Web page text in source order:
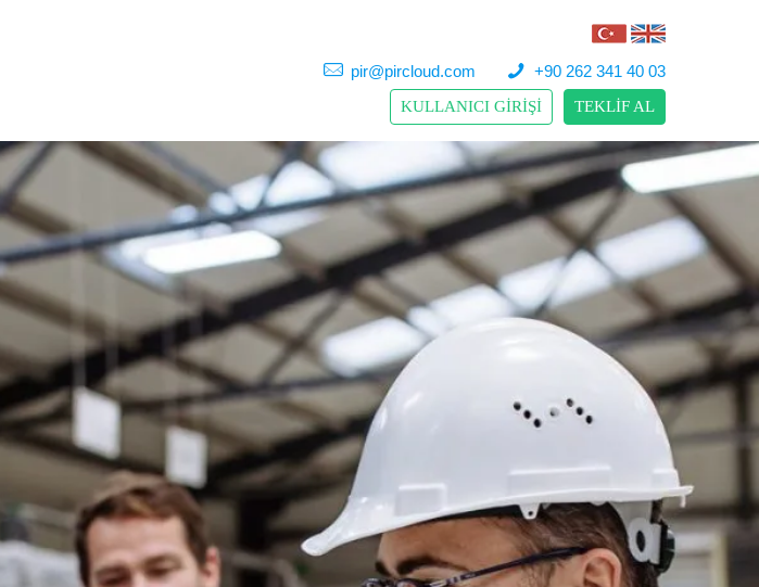
pir@pircloud.com +90 262 341 40 03
KULLANICI GİRİŞİ TEKLİF AL